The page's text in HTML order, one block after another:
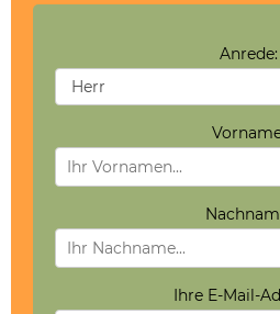
Anrede:
Ihre E-Mail-